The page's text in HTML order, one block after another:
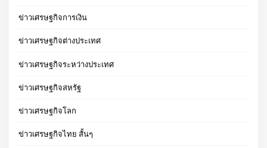
ข่าวเศรษฐกิจการเงิน
ข่าวเศรษฐกิจต่างประเทศ
ข่าวเศรษฐกิจระหว่างประเทศ
ข่าวเศรษฐกิจสหรัฐ
ข่าวเศรษฐกิจโลก
ข่าวเศรษฐกิจไทย สั้นๆ